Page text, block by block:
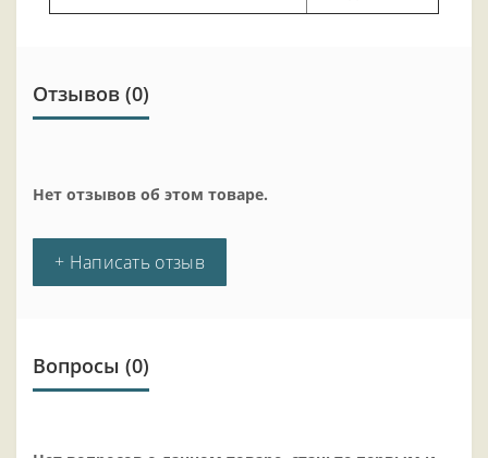
Отзывов (0)
Нет отзывов об этом товаре.
+ Написать отзыв
Вопросы (0)